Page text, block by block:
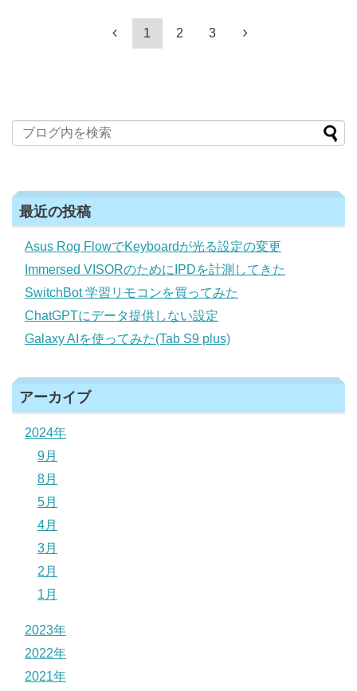
1 2 3
最近の投稿
Asus Rog FlowでKeyboardが光る設定の変更
Immersed VISORのためにIPDを計測してきた
SwitchBot 学習リモコンを買ってみた
ChatGPTにデータ提供しない設定
Galaxy AIを使ってみた(Tab S9 plus)
アーカイブ
2024年
9月
8月
5月
4月
3月
2月
1月
2023年
2022年
2021年